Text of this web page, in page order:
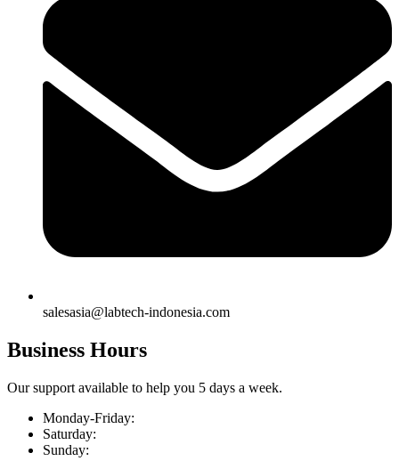
salesasia@labtech-indonesia.com
Business Hours
Our support available to help you 5 days a week.
Monday-Friday:
Saturday:
Sunday: